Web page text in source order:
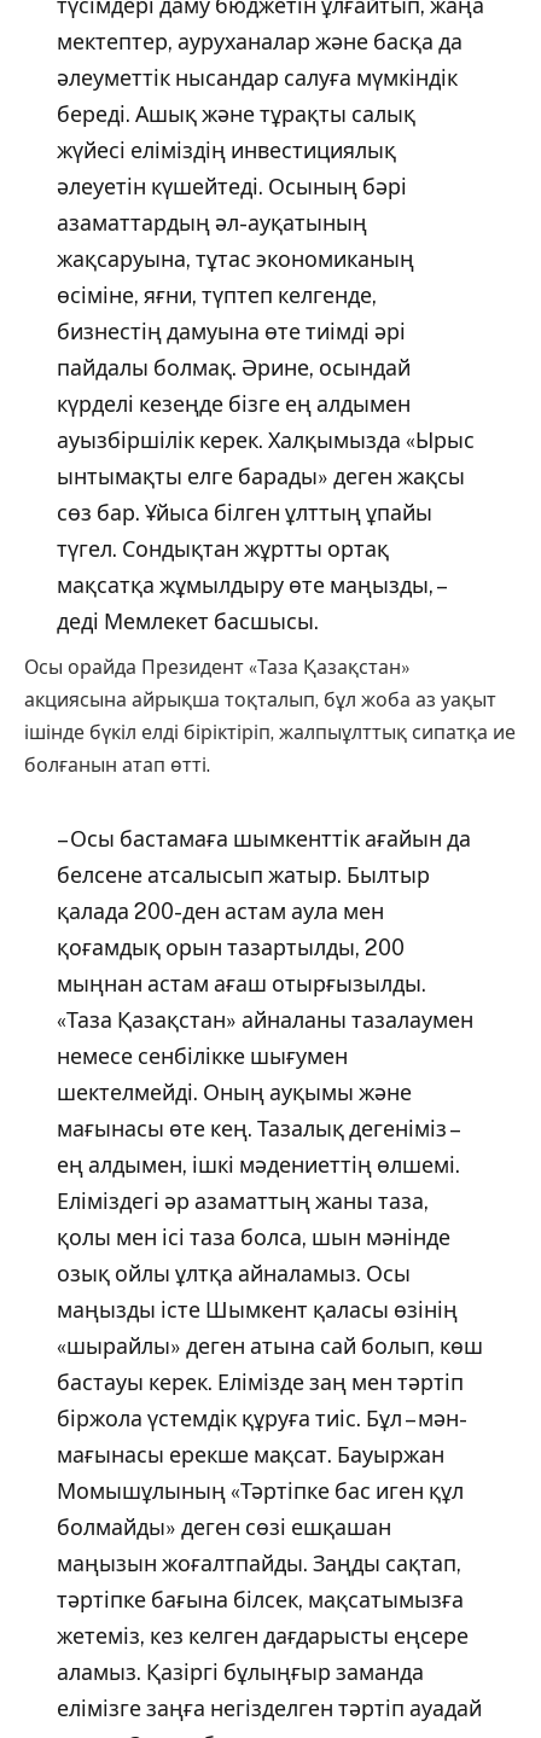
түсімдері даму бюджетін ұлғайтып, жаңа
мектептер, ауруханалар және басқа да
әлеуметтік нысандар салуға мүмкіндік
береді. Ашық және тұрақты салық
жүйесі еліміздің инвестициялық
әлеуетін күшейтеді. Осының бәрі
азаматтардың әл-ауқатының
жақсаруына, тұтас экономиканың
өсіміне, яғни, түптеп келгенде,
бизнестің дамуына өте тиімді әрі
пайдалы болмақ. Әрине, осындай
күрделі кезеңде бізге ең алдымен
ауызбіршілік керек. Халқымызда «Ырыс
ынтымақты елге барады» деген жақсы
сөз бар. Ұйыса білген ұлттың ұпайы
түгел. Сондықтан жұртты ортақ
мақсатқа жұмылдыру өте маңызды, –
деді Мемлекет басшысы.
Осы орайда Президент «Таза Қазақстан»
акциясына айрықша тоқталып, бұл жоба аз уақыт
ішінде бүкіл елді біріктіріп, жалпыұлттық сипатқа ие
болғанын атап өтті.
– Осы бастамаға шымкенттік ағайын да
белсене атсалысып жатыр. Былтыр
қалада 200-ден астам аула мен
қоғамдық орын тазартылды, 200
мыңнан астам ағаш отырғызылды.
«Таза Қазақстан» айналаны тазалаумен
немесе сенбілікке шығумен
шектелмейді. Оның ауқымы және
мағынасы өте кең. Тазалық дегеніміз –
ең алдымен, ішкі мәдениеттің өлшемі.
Еліміздегі әр азаматтың жаны таза,
қолы мен ісі таза болса, шын мәнінде
озық ойлы ұлтқа айналамыз. Осы
маңызды істе Шымкент қаласы өзінің
«шырайлы» деген атына сай болып, көш
бастауы керек. Елімізде заң мен тәртіп
біржола үстемдік құруға тиіс. Бұл – мән-
мағынасы ерекше мақсат. Бауыржан
Момышұлының «Тәртіпке бас иген құл
болмайды» деген сөзі ешқашан
маңызын жоғалтпайды. Заңды сақтап,
тәртіпке бағына білсек, мақсатымызға
жетеміз, кез келген дағдарысты еңсере
аламыз. Қазіргі бұлыңғыр заманда
елімізге заңға негізделген тәртіп ауадай